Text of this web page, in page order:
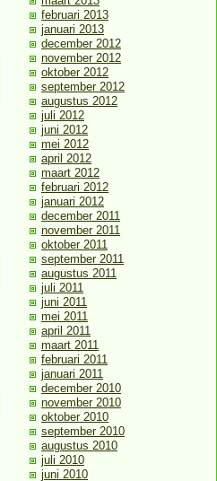
februari 2013
januari 2013
december 2012
november 2012
oktober 2012
september 2012
augustus 2012
juli 2012
juni 2012
mei 2012
april 2012
maart 2012
februari 2012
januari 2012
december 2011
november 2011
oktober 2011
september 2011
augustus 2011
juli 2011
juni 2011
mei 2011
april 2011
maart 2011
februari 2011
januari 2011
december 2010
november 2010
oktober 2010
september 2010
augustus 2010
juli 2010
juni 2010